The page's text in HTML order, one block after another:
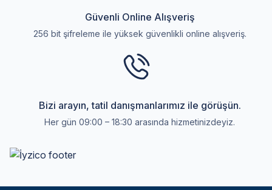
Güvenli Online Alışveriş
256 bit şifreleme ile yüksek güvenlikli online alışveriş.
Bizi arayın, tatil danışmanlarımız ile görüşün.
Her gün 09:00 – 18:30 arasında hizmetinizdeyiz.